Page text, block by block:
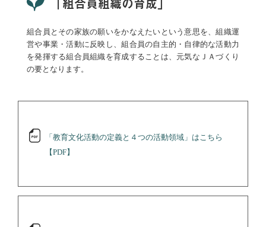
組合員とその家族の願いをかなえたいという意思を、組織運
営や事業・活動に反映し、組合員の自主的・自律的な活動力
を発揮する組合員組織を育成することは、元気なＪＡづくり
の要となります。
「教育文化活動の定義と４つの活動領域」はこちら
【PDF】